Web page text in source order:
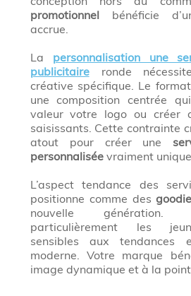
promotionnelbénéficie
accrue.
La personnalisation une
publicitaireronde
créative spécifique. Le
une composition centrée
valeur votre logo ou créer
saisissants. Cette contrainte
atout pour créer une
personnaliséevraiment
L’aspect tendance des
positionne comme des
nouvelle génération.
particulièrement les
sensibles aux tendances
moderne. Votre marque
image dynamique et à la